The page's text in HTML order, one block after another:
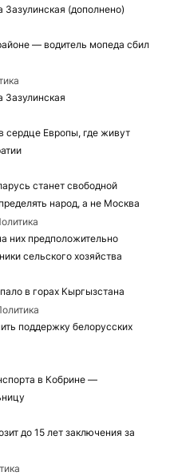
(дополнено)
— водитель мопеда сбил
Европы, где живут
станет свободной
народ, а не Москва
них предположительно
сельского хозяйства
в горах Кыргызстана
поддержку белорусских
в Кобрине —
до 15 лет заключения за